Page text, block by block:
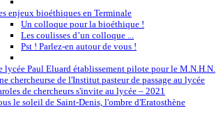
enjeux bioéthiques en Terminale
Un colloque pour la bioéthique !
Les coulisses d’un colloque ...
Pst ! Parlez-en autour de vous !
lycée Paul Eluard établissement pilote pour le M.N.H.N.
chercheurse de l'Institut pasteur de passage au lycée
de chercheurs s'invite au lycée – 2021
le soleil de Saint-Denis, l'ombre d'Eratosthène